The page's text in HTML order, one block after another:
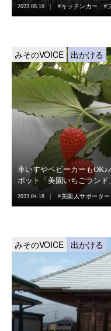
2023.08.10 キッチンカー
みそのVOICE 出かける
車いすやベビーカーも
ポット「美園いちごランド
2023.04.18 美園人サポーター
みそのVOICE 出かける